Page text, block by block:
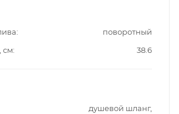
поворотный
см
38.6
душевой шланг,